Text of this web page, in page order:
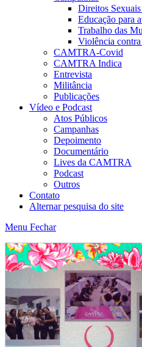
Direitos
Educação para
Trabalho das
Violência contra
CAMTRA-Covid
CAMTRA Indica
Entrevista
Militância
Publicações
Vídeo e Podcast
Atos Públicos
Campanhas
Depoimento
Documentário
Lives da CAMTRA
Podcast
Outros
Contato
Alternar pesquisa do site
Menu Fechar